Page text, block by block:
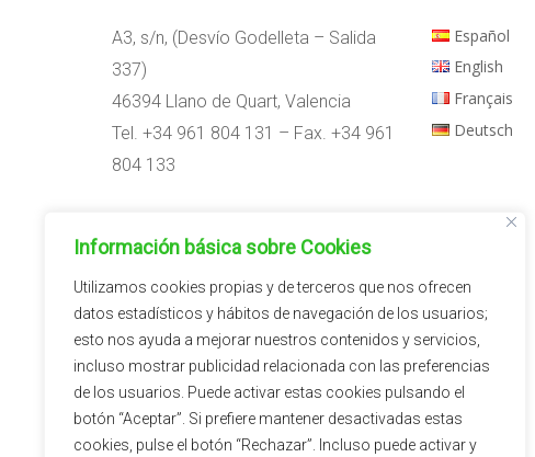
Información básica sobre Cookies
Utilizamos cookies propias y de terceros que nos ofrecen
datos estadísticos y hábitos de navegación de los usuarios;
esto nos ayuda a mejorar nuestros contenidos y servicios,
incluso mostrar publicidad relacionada con las preferencias
de los usuarios. Puede activar estas cookies pulsando el
botón “Aceptar”. Si prefiere mantener desactivadas estas
cookies, pulse el botón “Rechazar”. Incluso puede activar y
A3, s/n, (Desvío Godelleta – Salida
337)
46394 Llano de Quart, Valencia
Tel. +34 961 804 131 – Fax. +34 961
804 133
09:00h – 14:00h
15:00h – 18:00h
Español
English
Français
Deutsch